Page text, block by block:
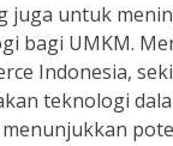
juga untuk
bagi UMKM.
Indonesia,
teknologi